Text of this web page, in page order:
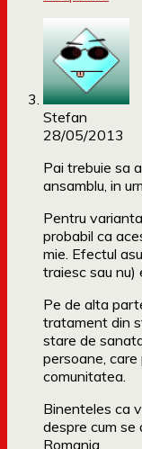
Stefan
28/05/2013
Pai trebuie sa
ansamblu, in
Pentru
probabil ca
mie. Efectul
traiesc sau
Pe de alta
tratament din
stare de
persoane,
comunitatea.
Binenteles ca
despre cum se
Romania.